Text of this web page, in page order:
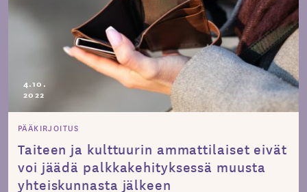
4.10.
2022
PÄÄKIRJOITUS
Taiteen ja kulttuurin ammattilaiset eivät
voi jäädä palkkakehityksessä muusta
yhteiskunnasta jälkeen